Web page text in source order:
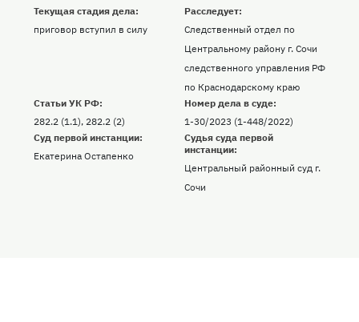
Текущая стадия дела:
приговор вступил в силу
Расследует:
Следственный отдел по
Центральному району г. Сочи
следственного управления РФ
по Краснодарскому краю
Статьи УК РФ:
282.2 (1.1), 282.2 (2)
Номер дела в суде:
1-30/2023 (1-448/2022)
Суд первой инстанции:
Екатерина Остапенко
Судья суда первой
инстанции:
Центральный районный суд г.
Сочи